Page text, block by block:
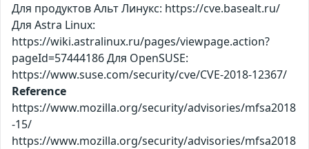
Для продуктов Альт Линукс: https://cve.basealt.ru/
Для Astra Linux:
https://wiki.astralinux.ru/pages/viewpage.action?
pageId=57444186 Для OpenSUSE:
https://www.suse.com/security/cve/CVE-2018-12367/
Reference
https://www.mozilla.org/security/advisories/mfsa2018
-15/
https://www.mozilla.org/security/advisories/mfsa2018